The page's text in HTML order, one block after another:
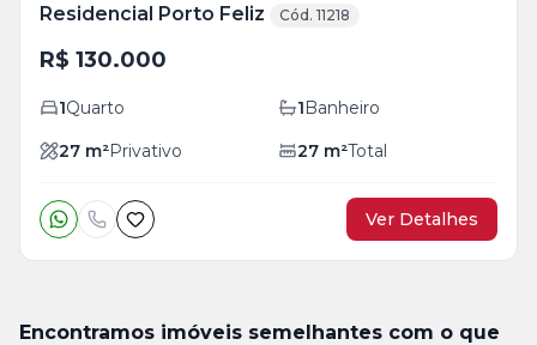
Residencial Porto Feliz
Cód. 11218
R$ 130.000
1Quarto 1Banheiro
27 m²Privativo 27 m²Total
Ver Detalhes
Encontramos imóveis semelhantes com o que